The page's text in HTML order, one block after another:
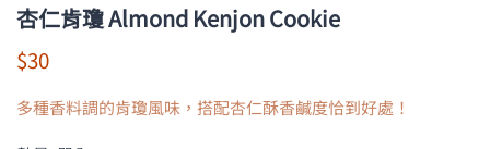
杏仁肯瓊 Almond Kenjon Cookie
$30
多種香料調的肯瓊風味，搭配杏仁酥香鹹度恰到好處！